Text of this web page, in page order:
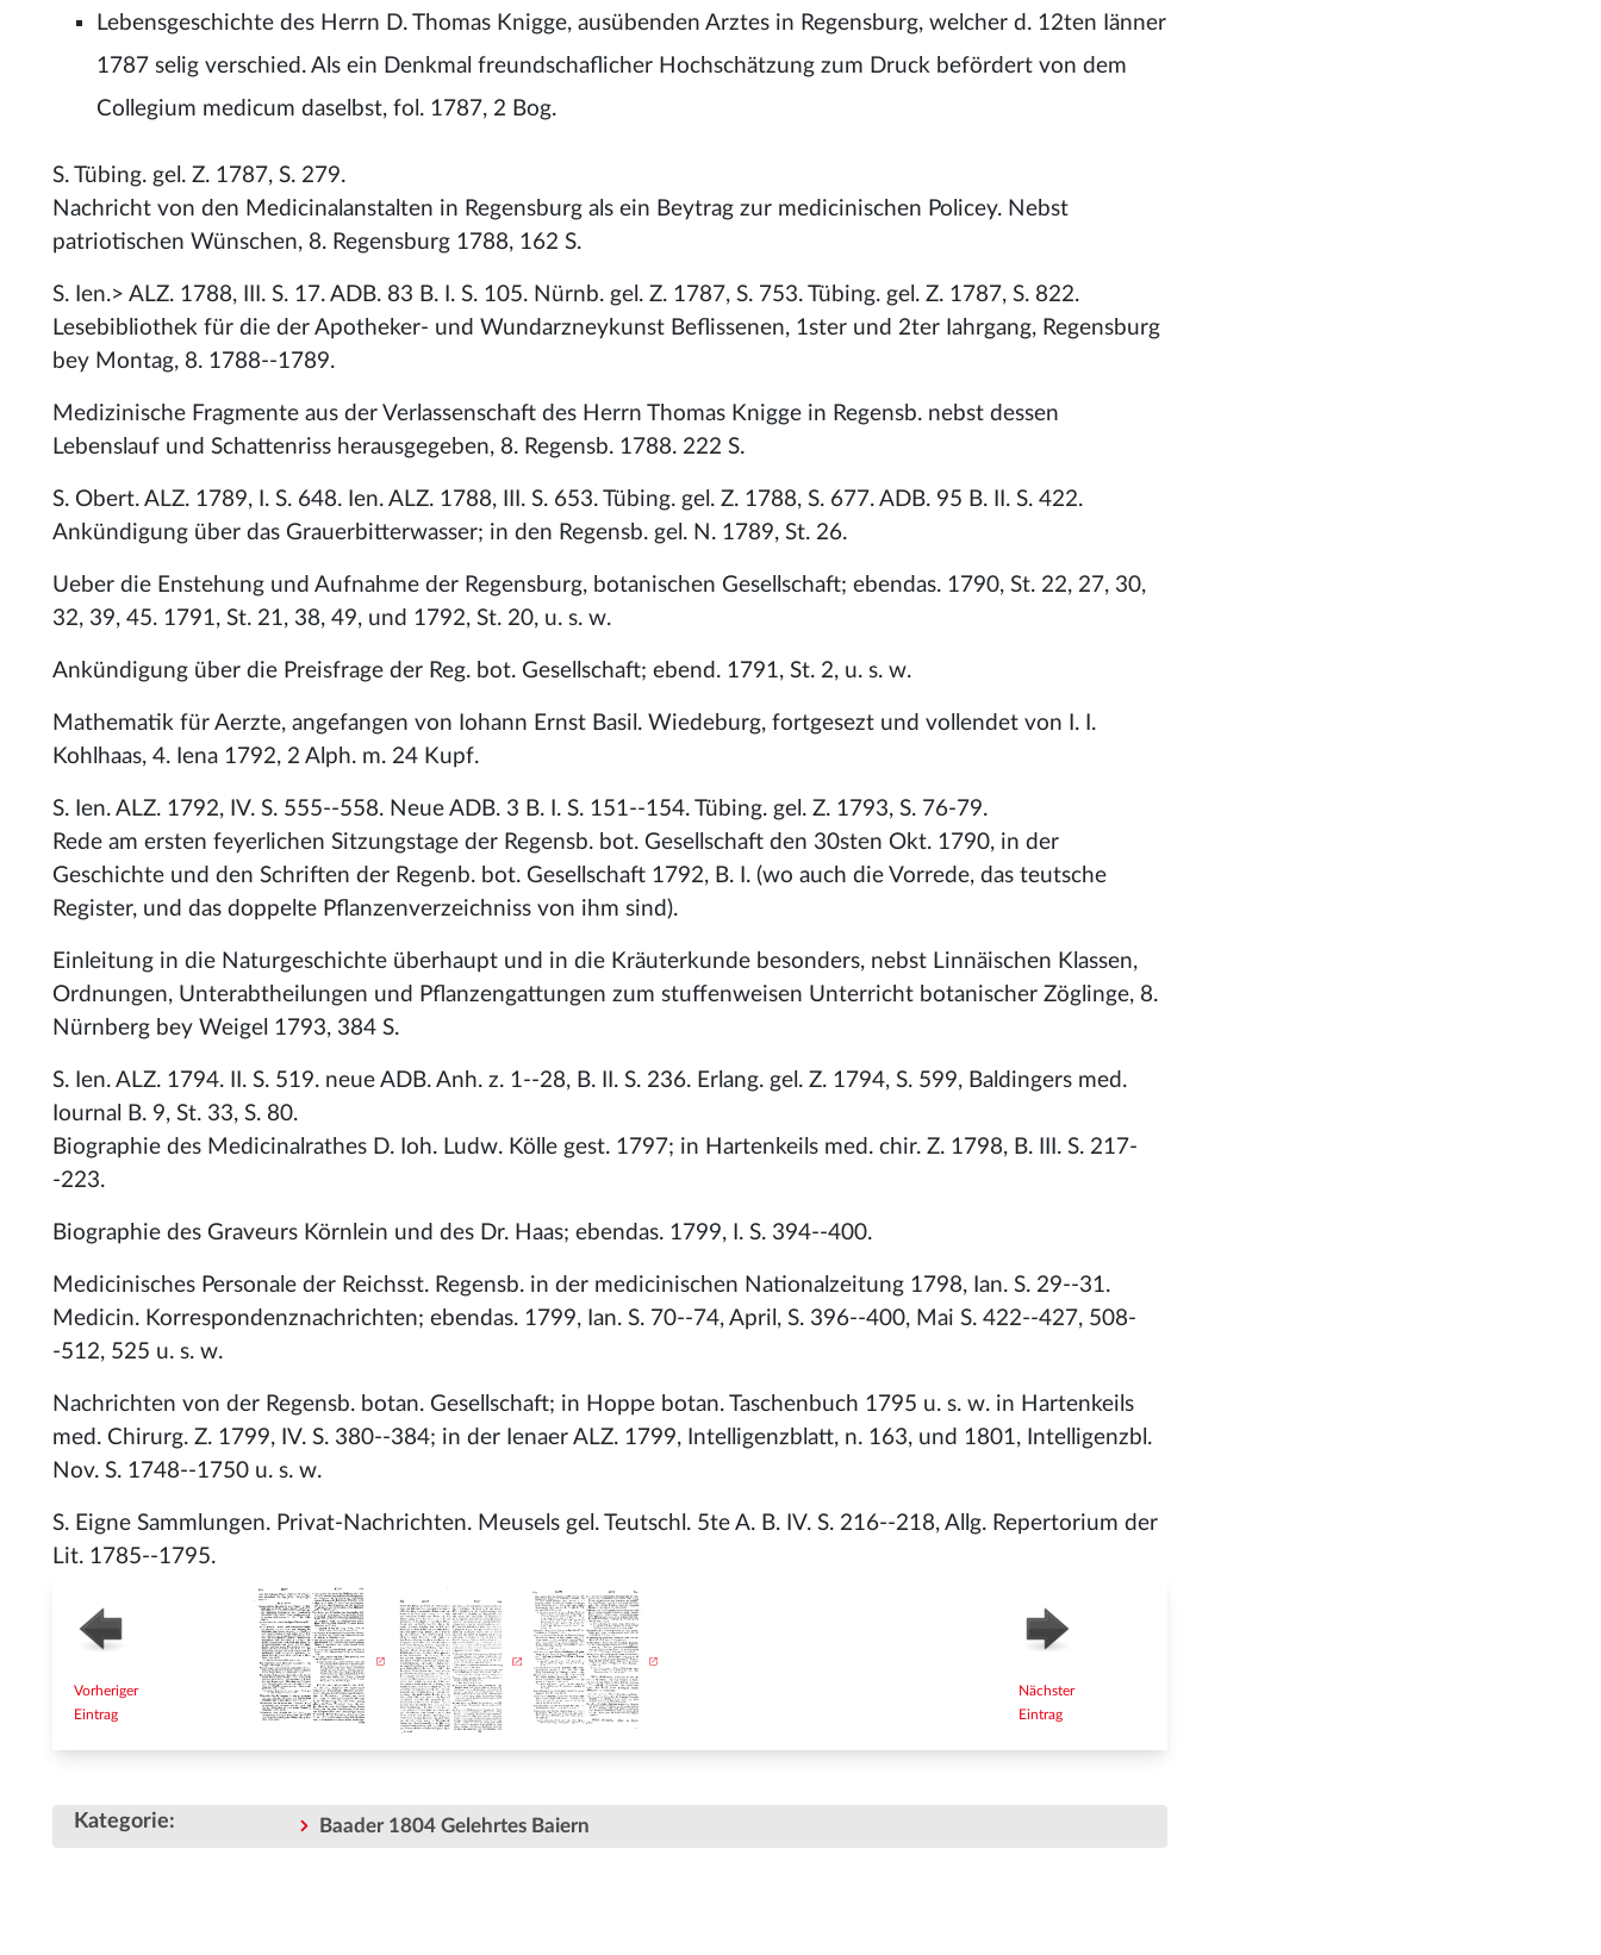
Lebensgeschichte des Herrn D. Thomas Knigge, ausübenden Arztes in Regensburg, welcher d. 12ten Iänner
1787 selig verschied. Als ein Denkmal freundschaflicher Hochschätzung zum Druck befördert von dem
Collegium medicum daselbst, fol. 1787, 2 Bog.
S. Tübing. gel. Z. 1787, S. 279.
Nachricht von den Medicinalanstalten in Regensburg als ein Beytrag zur medicinischen Policey. Nebst
patriotischen Wünschen, 8. Regensburg 1788, 162 S.
S. Ien.> ALZ. 1788, III. S. 17. ADB. 83 B. I. S. 105. Nürnb. gel. Z. 1787, S. 753. Tübing. gel. Z. 1787, S. 822.
Lesebibliothek für die der Apotheker- und Wundarzneykunst Beflissenen, 1ster und 2ter Iahrgang, Regensburg
bey Montag, 8. 1788--1789.
Medizinische Fragmente aus der Verlassenschaft des Herrn Thomas Knigge in Regensb. nebst dessen
Lebenslauf und Schattenriss herausgegeben, 8. Regensb. 1788. 222 S.
S. Obert. ALZ. 1789, I. S. 648. Ien. ALZ. 1788, III. S. 653. Tübing. gel. Z. 1788, S. 677. ADB. 95 B. II. S. 422.
Ankündigung über das Grauerbitterwasser; in den Regensb. gel. N. 1789, St. 26.
Ueber die Enstehung und Aufnahme der Regensburg, botanischen Gesellschaft; ebendas. 1790, St. 22, 27, 30,
32, 39, 45. 1791, St. 21, 38, 49, und 1792, St. 20, u. s. w.
Ankündigung über die Preisfrage der Reg. bot. Gesellschaft; ebend. 1791, St. 2, u. s. w.
Mathematik für Aerzte, angefangen von Iohann Ernst Basil. Wiedeburg, fortgesezt und vollendet von I. I.
Kohlhaas, 4. Iena 1792, 2 Alph. m. 24 Kupf.
S. Ien. ALZ. 1792, IV. S. 555--558. Neue ADB. 3 B. I. S. 151--154. Tübing. gel. Z. 1793, S. 76-79.
Rede am ersten feyerlichen Sitzungstage der Regensb. bot. Gesellschaft den 30sten Okt. 1790, in der
Geschichte und den Schriften der Regenb. bot. Gesellschaft 1792, B. I. (wo auch die Vorrede, das teutsche
Register, und das doppelte Pflanzenverzeichniss von ihm sind).
Einleitung in die Naturgeschichte überhaupt und in die Kräuterkunde besonders, nebst Linnäischen Klassen,
Ordnungen, Unterabtheilungen und Pflanzengattungen zum stuffenweisen Unterricht botanischer Zöglinge, 8.
Nürnberg bey Weigel 1793, 384 S.
S. Ien. ALZ. 1794. II. S. 519. neue ADB. Anh. z. 1--28, B. II. S. 236. Erlang. gel. Z. 1794, S. 599, Baldingers med.
Iournal B. 9, St. 33, S. 80.
Biographie des Medicinalrathes D. Ioh. Ludw. Kölle gest. 1797; in Hartenkeils med. chir. Z. 1798, B. III. S. 217-
-223.
Biographie des Graveurs Körnlein und des Dr. Haas; ebendas. 1799, I. S. 394--400.
Medicinisches Personale der Reichsst. Regensb. in der medicinischen Nationalzeitung 1798, Ian. S. 29--31.
Medicin. Korrespondenznachrichten; ebendas. 1799, Ian. S. 70--74, April, S. 396--400, Mai S. 422--427, 508-
-512, 525 u. s. w.
Nachrichten von der Regensb. botan. Gesellschaft; in Hoppe botan. Taschenbuch 1795 u. s. w. in Hartenkeils
med. Chirurg. Z. 1799, IV. S. 380--384; in der Ienaer ALZ. 1799, Intelligenzblatt, n. 163, und 1801, Intelligenzbl.
Nov. S. 1748--1750 u. s. w.
S. Eigne Sammlungen. Privat-Nachrichten. Meusels gel. Teutschl. 5te A. B. IV. S. 216--218, Allg. Repertorium der
Lit. 1785--1795.
Vorheriger
Eintrag
Nächster
Eintrag
Kategorie: Baader 1804 Gelehrtes Baiern